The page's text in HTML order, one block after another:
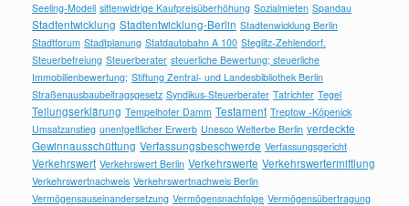
Seeling-Modell sittenwidrige Kaufpreisüberhöhung Sozialmieten Spandau
Stadtentwicklung Stadtentwicklung-Berlin Stadtenwicklung Berlin
Stadtforum Stadtplanung Statdautobahn A 100 Steglitz-Zehlendorf.
Steuerbefreiung Steuerberater steuerliche Bewertung; steuerliche
Immobilienbewertung; Stiftung Zentral- und Landesbibliothek Berlin
Straßenausbaubeitragsgesetz Syndikus-Steuerberater Tatrichter Tegel
Teilungserklärung Tempelhofer Damm Testament Treptow -Köpenick
Umsatzanstieg unentgeltlicher Erwerb Unesco Welterbe Berlin verdeckte
Gewinnausschüttung Verfassungsbeschwerde Verfassungsgericht
Verkehrswert Verkehrswert Berlin Verkehrswerte Verkehrswertermittlung
Verkehrswertnachweis Verkehrswertnachweis Berlin
Vermögensauseinandersetzung Vermögensnachfolge Vermögensübertragung